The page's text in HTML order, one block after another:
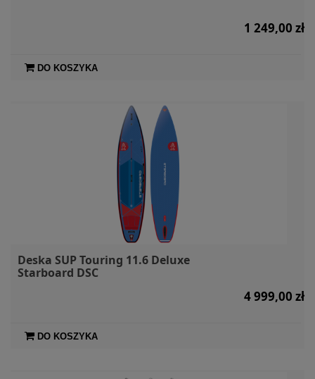
1 249,00 zł
DO KOSZYKA
Deska SUP Touring 11.6 Deluxe
Starboard DSC
4 999,00 zł
DO KOSZYKA